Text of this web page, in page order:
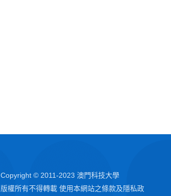
Copyright © 2011-2023 澳門科技大學
版權所有不得轉載 使用本網站之條款及隱私政